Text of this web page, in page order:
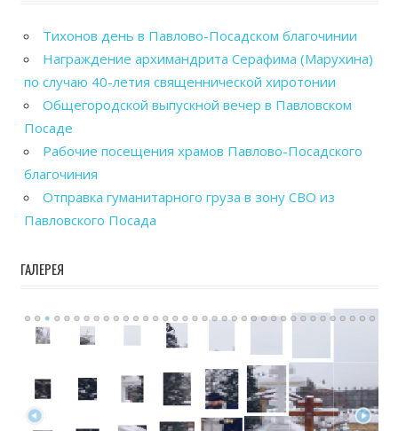
Тихонов день в Павлово-Посадском благочинии
Награждение архимандрита Серафима (Марухина)
по случаю 40-летия священнической хиротонии
Общегородской выпускной вечер в Павловском
Посаде
Рабочие посещения храмов Павлово-Посадского
благочиния
Отправка гуманитарного груза в зону СВО из
Павловского Посада
ГАЛЕРЕЯ